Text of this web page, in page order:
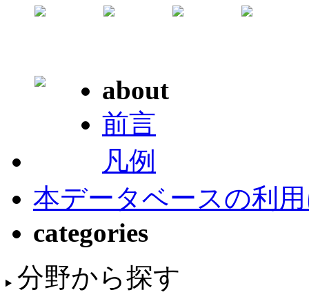
about
前言
凡例
本データベースの利
categories
分野から探す